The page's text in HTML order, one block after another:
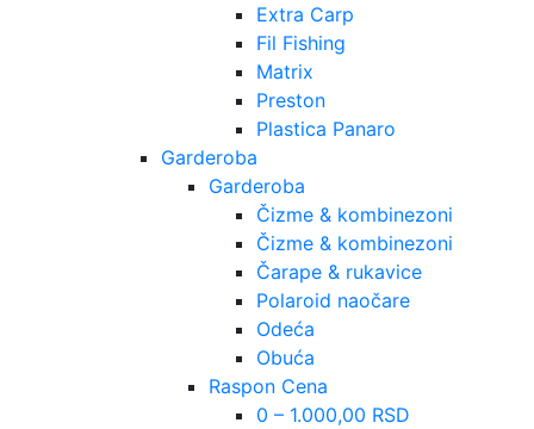
Extra Carp
Fil Fishing
Matrix
Preston
Plastica Panaro
Garderoba
Garderoba
Čizme & kombinezoni
Čizme & kombinezoni
Čarape & rukavice
Polaroid naočare
Odeća
Obuća
Raspon Cena
0 – 1.000,00 RSD